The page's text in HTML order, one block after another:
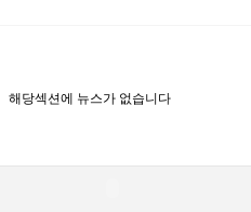
해당섹션에 뉴스가 없습니다